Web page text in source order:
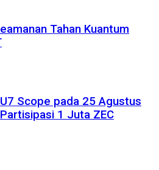
Tahan Kuantum
Scope pada 25 Agustus
1 Juta ZEC